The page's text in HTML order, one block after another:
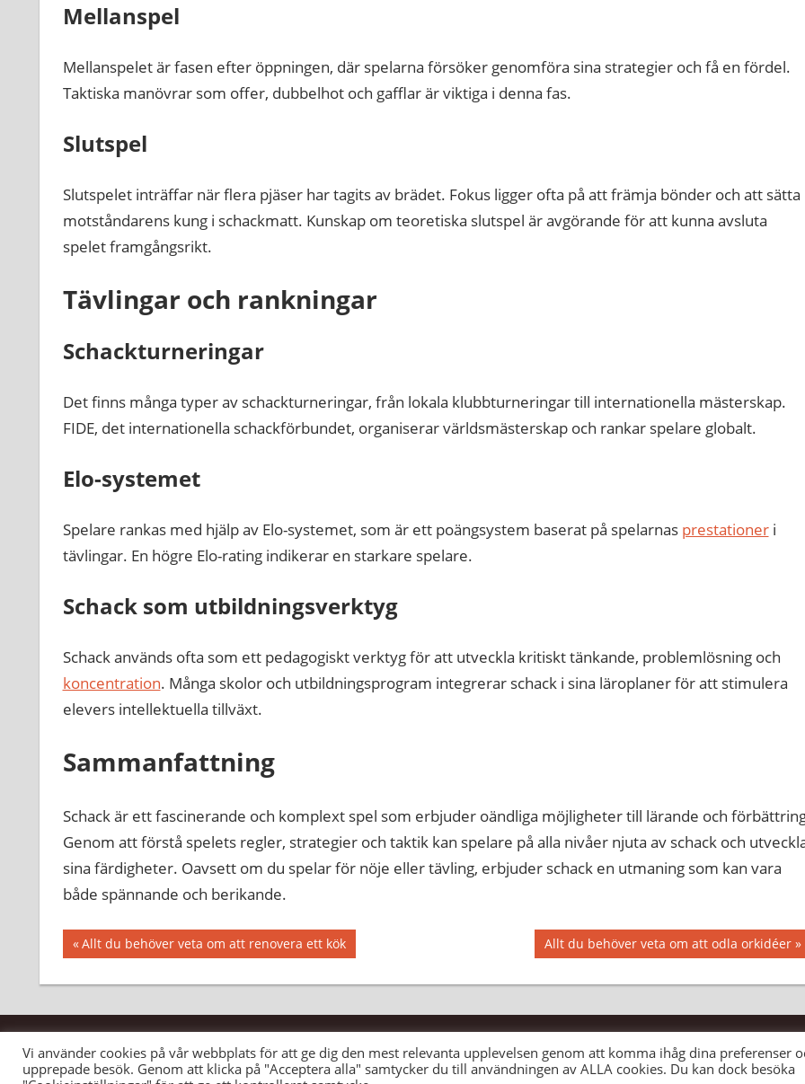
Mellanspel
Mellanspelet är fasen efter öppningen, där spelarna försöker genomföra sina strategier och få en fördel.
Taktiska manövrar som offer, dubbelhot och gafflar är viktiga i denna fas.
Slutspel
Slutspelet inträffar när flera pjäser har tagits av brädet. Fokus ligger ofta på att främja bönder och att sätta
motståndarens kung i schackmatt. Kunskap om teoretiska slutspel är avgörande för att kunna avsluta
spelet framgångsrikt.
Tävlingar och rankningar
Schackturneringar
Det finns många typer av schackturneringar, från lokala klubbturneringar till internationella mästerskap.
FIDE, det internationella schackförbundet, organiserar världsmästerskap och rankar spelare globalt.
Elo-systemet
Spelare rankas med hjälp av Elo-systemet, som är ett poängsystem baserat på spelarnas prestationeri
tävlingar. En högre Elo-rating indikerar en starkare spelare.
Schack som utbildningsverktyg
Schack används ofta som ett pedagogiskt verktyg för att utveckla kritiskt tänkande, problemlösning och
koncentration. Många skolor och utbildningsprogram integrerar schack i sina läroplaner för att stimulera
elevers intellektuella tillväxt.
Sammanfattning
Schack är ett fascinerande och komplext spel som erbjuder oändliga möjligheter till lärande och
Genom att förstå spelets regler, strategier och taktik kan spelare på alla nivåer njuta av schack och
sina färdigheter. Oavsett om du spelar för nöje eller tävling, erbjuder schack en utmaning som kan vara
både spännande och berikande.
Inläggsnavigering
Föregående
Allt du behöver veta om att renovera ett kök
Nästa
Allt du behöver veta om att odla orkidéer
santaanna.se
Vi använder cookies på vår webbplats för att ge dig den mest relevanta upplevelsen genom att komma ihåg dina preferenser
upprepade besök. Genom att klicka på "Acceptera alla" samtycker du till användningen av ALLA cookies. Du kan dock besöka